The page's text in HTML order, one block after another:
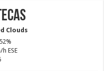
Clouds
ESE